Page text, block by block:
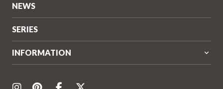
NEWS
SERIES
INFORMATION